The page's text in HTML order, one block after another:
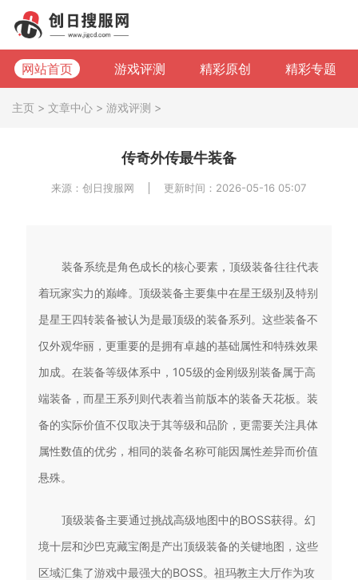
网站首页 游戏评测 精彩原创 精彩专题
主页 > 文章中心 > 游戏评测 >
传奇外传最牛装备
来源：创日搜服网 更新时间：2026-05-16 05:07
装备系统是角色成长的核心要素，顶级装备往往代表
着玩家实力的巅峰。顶级装备主要集中在星王级别及特别
是星王四转装备被认为是最顶级的装备系列。这些装备不
仅外观华丽，更重要的是拥有卓越的基础属性和特殊效果
加成。在装备等级体系中，105级的金刚级别装备属于高
端装备，而星王系列则代表着当前版本的装备天花板。装
备的实际价值不仅取决于其等级和品阶，更需要关注具体
属性数值的优劣，相同的装备名称可能因属性差异而价值
悬殊。
顶级装备主要通过挑战高级地图中的BOSS获得。幻
境十层和沙巴克藏宝阁是产出顶级装备的关键地图，这些
区域汇集了游戏中最强大的BOSS。祖玛教主大厅作为攻